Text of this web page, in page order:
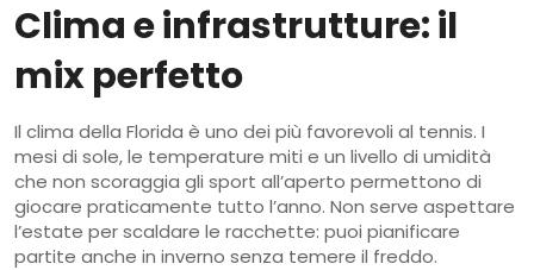
Clima e infrastrutture: il
mix perfetto
Il clima della Florida è uno dei più favorevoli al tennis. I
mesi di sole, le temperature miti e un livello di umidità
che non scoraggia gli sport all’aperto permettono di
giocare praticamente tutto l’anno. Non serve aspettare
l’estate per scaldare le racchette: puoi pianificare
partite anche in inverno senza temere il freddo.